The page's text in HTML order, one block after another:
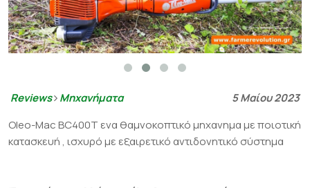
Reviews Μηχανήματα
5 Μαίου 2023
Oleo-Mac BC400T ενα θαμνοκοπτικό μηχανημα με ποιοτική
κατασκευή , ισχυρό με εξαιρετικό αντιδονητικό σύστημα